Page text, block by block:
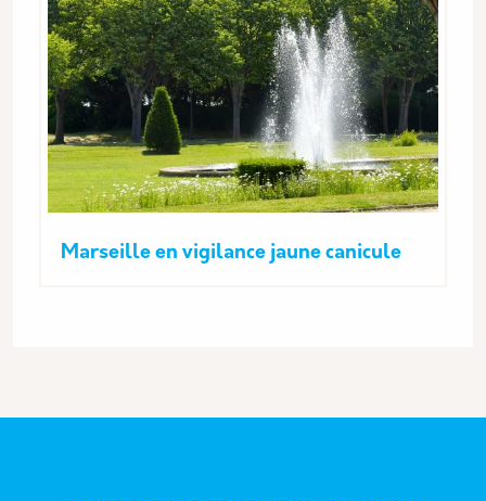
Marseille en vigilance jaune canicule